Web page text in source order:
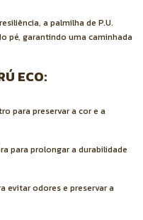
a palmilha de P.U.
pé, garantindo uma caminhada
ECO:
para preservar a cor e a
para prolongar a durabilidade
evitar odores e preservar a